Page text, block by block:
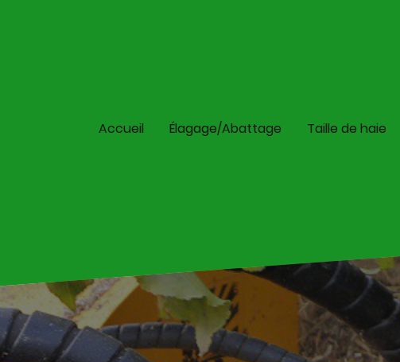
Accueil Élagage/Abattage Taille de haie